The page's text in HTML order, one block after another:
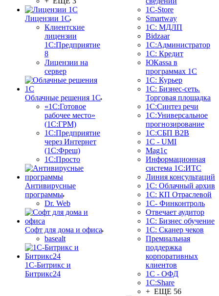
Лицензии 1С
Клиентские
лицензии
1С:Предприятие
8
Лицензии на
сервер
Облачные решения 1С
«1C:Готовое
рабочее место»
(1С:ГРМ)
1С:Предприятие
через Интернет
(1С:Фреш)
1С:Просто
Антивирусные
программы
Dr. Web
Софт для дома и офиса
basealt
1С-Битрикс и
Битрикс24
1C-Store
Smartway
1С: МДЛП
Bidzaar
1С:Администратор
1С: Кредит
ЮКаssа в
программах 1С
1С: Курьер
1С: Бизнес-сеть.
Торговая площадка
1С:Синтез речи
1С:Универсальное
прогнозирование
1С:СБП B2B
1C - UMI
Mag1c
Информационная
система 1С:ИТС
Линия консультаций
1С: Облачный архив
1С: КП Отраслевой
1С- Финконтроль
Отвечает аудитор
1С: Бизнес обучение
1С: Сканер чеков
Премиальная
поддержка
корпоративных
клиентов
1С - ОФД
1С:Share
+ ЕЩЕ 56